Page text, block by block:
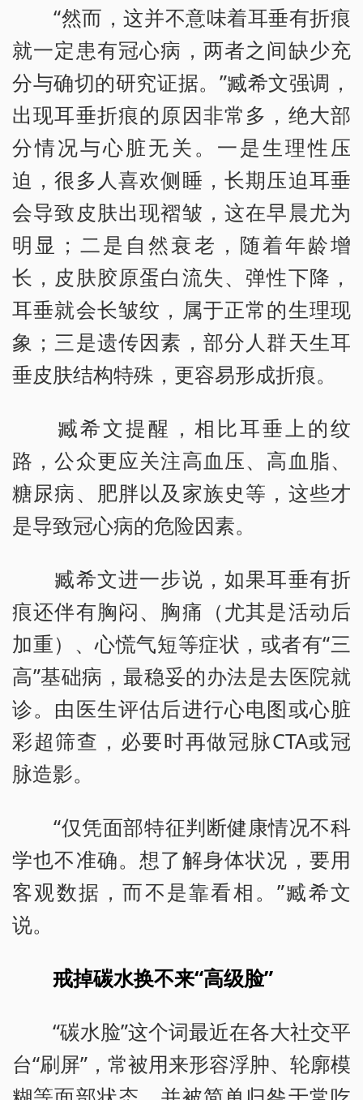
“然而，这并不意味着耳垂有折痕
就一定患有冠心病，两者之间缺少充
分与确切的研究证据。”臧希文强调，
出现耳垂折痕的原因非常多，绝大部
分情况与心脏无关。一是生理性压
迫，很多人喜欢侧睡，长期压迫耳垂
会导致皮肤出现褶皱，这在早晨尤为
明显；二是自然衰老，随着年龄增
长，皮肤胶原蛋白流失、弹性下降，
耳垂就会长皱纹，属于正常的生理现
象；三是遗传因素，部分人群天生耳
垂皮肤结构特殊，更容易形成折痕。
臧希文提醒，相比耳垂上的纹
路，公众更应关注高血压、高血脂、
糖尿病、肥胖以及家族史等，这些才
是导致冠心病的危险因素。
臧希文进一步说，如果耳垂有折
痕还伴有胸闷、胸痛（尤其是活动后
加重）、心慌气短等症状，或者有“三
高”基础病，最稳妥的办法是去医院就
诊。由医生评估后进行心电图或心脏
彩超筛查，必要时再做冠脉CTA或冠
脉造影。
“仅凭面部特征判断健康情况不科
学也不准确。想了解身体状况，要用
客观数据，而不是靠看相。”臧希文
说。
戒掉碳水换不来“高级脸”
“碳水脸”这个词最近在各大社交平
台“刷屏”，常被用来形容浮肿、轮廓模